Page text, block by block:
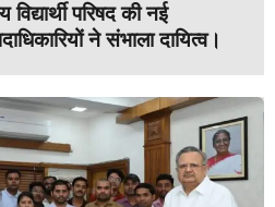
परिषद की नई
ने संभाला दायित्व।